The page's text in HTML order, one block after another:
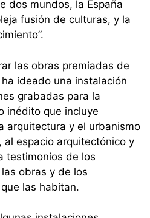
dos mundos, la España
fusión de culturas, y la
las obras premiadas de
ideado una instalación
grabadas para la
inédito que incluye
arquitectura y el urbanismo
al espacio arquitectónico y
testimonios de los
obras y de los
las habitan.